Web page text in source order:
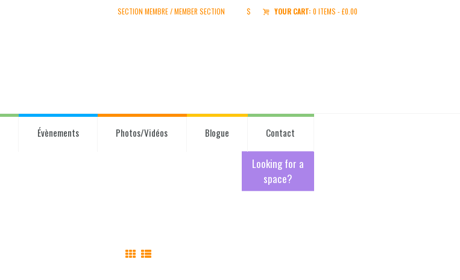
SECTION MEMBRE / MEMBER SECTION $ YOUR CART: 0 ITEMS - £0.00
Évènements Photos/Vidéos Blogue Contact